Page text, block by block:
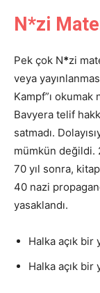
N*zi
Pek çok N*zi
veya
Kampf”ı okumak
Bavyera telif
satmadı.
mümkün değildi.
70 yıl sonra,
40 nazi
yasaklandı.
Halka açık bir
Halka açık bir